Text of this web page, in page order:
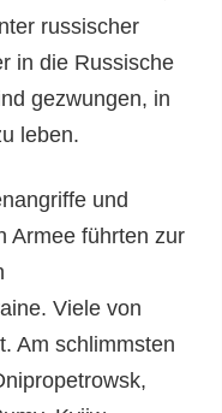
russischer
in die Russische
gezwungen, in
leben.
und
Armee führten zur
Viele von
Am schlimmsten